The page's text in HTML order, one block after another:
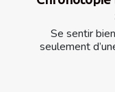
Se sentir
seulement